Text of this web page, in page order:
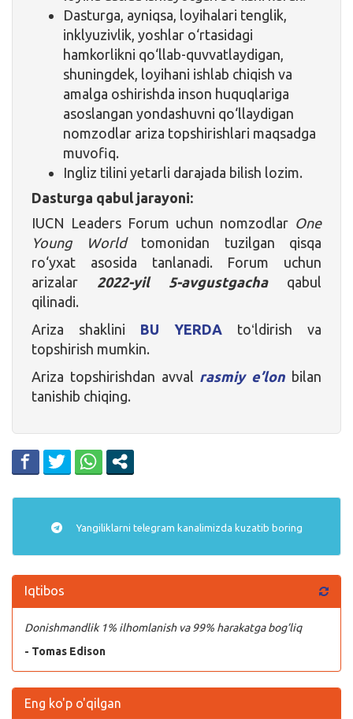
Dasturga, ayniqsa, loyihalari tenglik,
inklyuzivlik, yoshlar o‘rtasidagi
hamkorlikni qo‘llab-quvvatlaydigan,
shuningdek, loyihani ishlab chiqish va
amalga oshirishda inson huquqlariga
asoslangan yondashuvni qo‘llaydigan
nomzodlar ariza topshirishlari maqsadga
muvofiq.
Ingliz tilini yetarli darajada bilish lozim.
Dasturga qabul jarayoni:
IUCN Leaders Forum uchun nomzodlar One
Young Worldtomonidan tuzilgan qisqa
ro‘yxat asosida tanlanadi. Forum uchun
arizalar 2022-yil 5-avgustgachaqabul
qilinadi.
Ariza shaklini BU YERDA toʻldirish va
topshirish mumkin.
Ariza topshirishdan avval rasmiy e’lon bilan
tanishib chiqing.
Yangiliklarni telegram kanalimizda kuzatib boring
Iqtibos
Donishmandlik 1% ilhomlanish va 99% harakatga bog’liq
- Tomas Edison
Eng ko'p o'qilgan